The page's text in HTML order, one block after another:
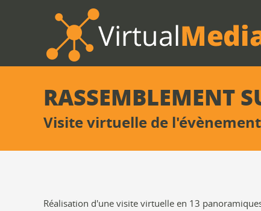
RASSEMBLEMENT
Visite virtuelle de l'évènement
Réalisation d'une visite virtuelle en 13